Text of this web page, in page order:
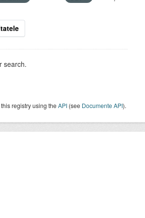
search.
registry using theAPI (see Documente API).